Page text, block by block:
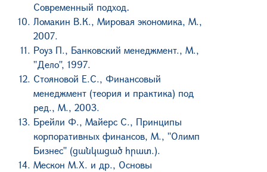
Современный подход․
Ломакин В.К., Мировая экономика, М.,
2007.
Роуз П., Банковский менеджмент., М.,
''Дело'', 1997.
Стояновой Е.С., Финансовый
менеджмент (теория и практика) под
ред., М., 2003.
Брейли Ф., Майерс С., Принципы
корпоративных финансов, М., ''Олимп
Бизнес'' (ցանկացած հրատ.).
Мескон М.Х. и др., Основы